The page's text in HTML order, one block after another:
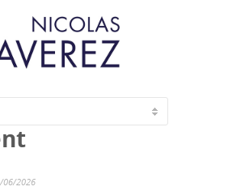
alimentaire
06/2026